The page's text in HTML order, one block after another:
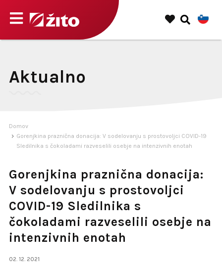
Aktualno
Domov
Gorenjkina praznična donacija: V sodelovanju s prostovoljci COVID-19
Sledilnika s čokoladami razveselili osebje na intenzivnih enotah
Gorenjkina praznična donacija:
V sodelovanju s prostovoljci
COVID-19 Sledilnika s
čokoladami razveselili osebje na
intenzivnih enotah
02. 12. 2021